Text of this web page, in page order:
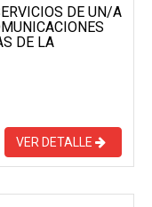
DE UN/A
DE LA
VER DETALLE